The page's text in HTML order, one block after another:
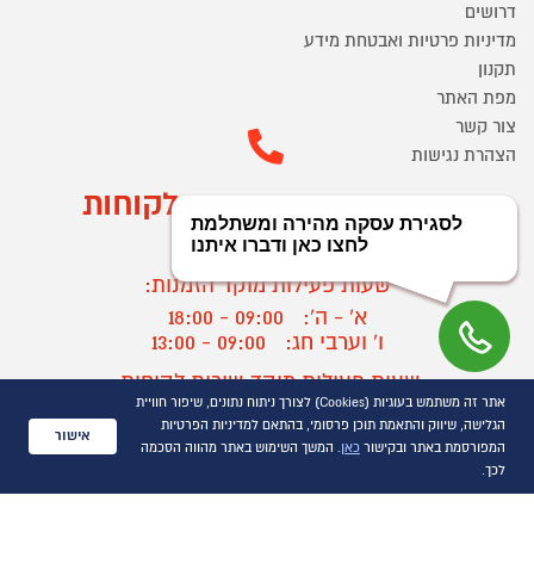
דרושים
מדיניות פרטיות ואבטחת מידע
תקנון
מפת האתר
צור קשר
הצהרת נגישות
מוקד הזמנות ושירות לקוחות
03-9545370
שעות פעילות מוקד הזמנות:
א' - ה':
09:00 - 18:00
ו' וערבי חג:
09:00 - 13:00
שעות פעילות מוקד שירות לקוחות:
א' - ד':
09:00 - 16:30
ה :
09:00 - 16:00
?
אתר זה משתמש בעוגיות (Cookies) לצורך ניתוח נתונים, שיפור חוויית
הגלישה, שיווק והתאמת תוכן פרסומי, בהתאם למדיניות הפרטיות
המפורסמת באתר ובקישור כאן. המשך השימוש באתר מהווה הסכמה
לכך.
אישור